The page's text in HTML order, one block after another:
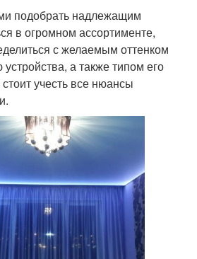
подобрать надлежащим
в огромном ассортименте,
с желаемым оттенком
а также типом его
учесть все нюансы